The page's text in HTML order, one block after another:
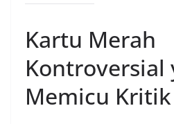
Kartu Merah
Kontroversial
Memicu Kritik